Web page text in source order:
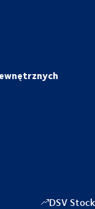
DSV Stock